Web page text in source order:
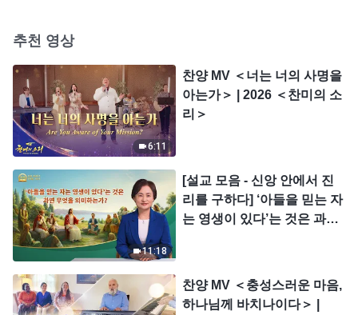
추천 영상
6:11
찬양 MV ＜너는 너의 사명을
아는가＞ | 2026 ＜찬미의 소
리＞
11:18
[설교 모음 - 신앙 안에서 진
리를 구하다] ‘아들을 믿는 자
는 영생이 있다’는 것은 과연
찬양 MV ＜충성스러운 마음,
하나님께 바치나이다＞ |